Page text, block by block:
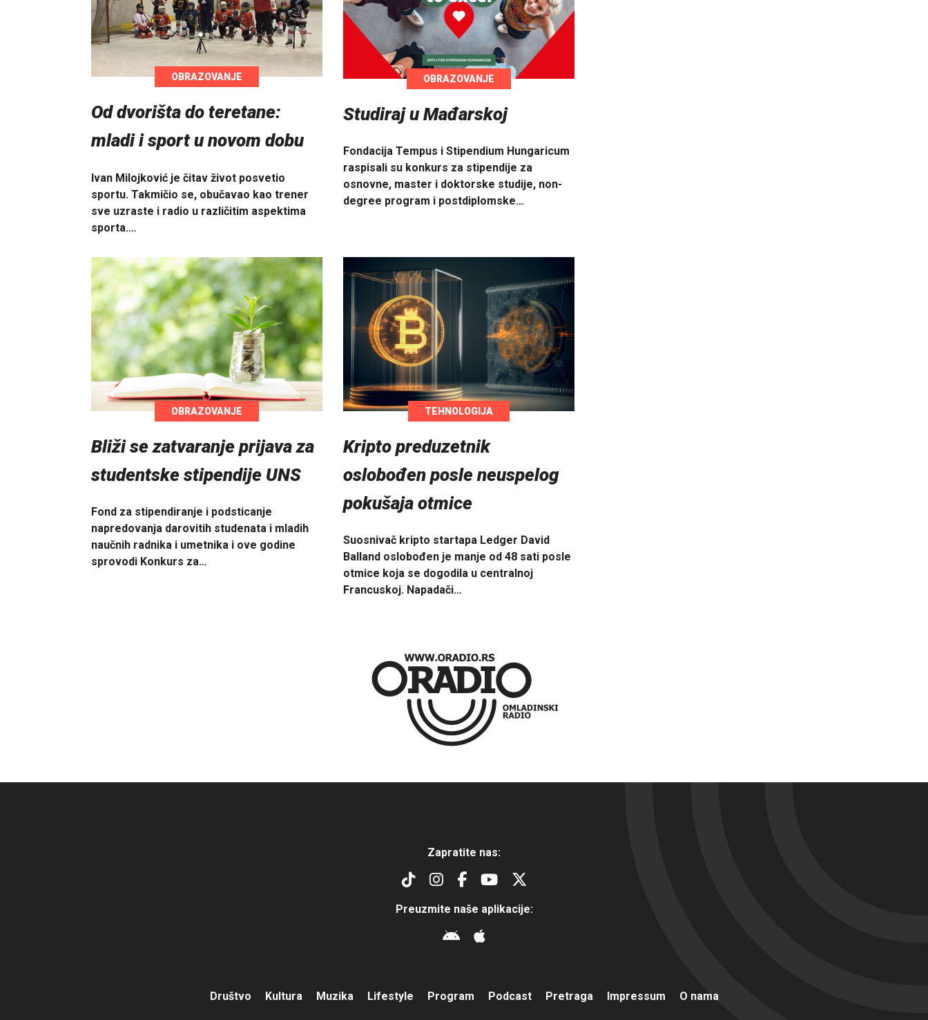
OBRAZOVANJE
Od dvorišta do teretane:
mladi i sport u novom dobu
Ivan Milojković je čitav život posvetio
sportu. Takmičio se, obučavao kao trener
sve uzraste i radio u različitim aspektima
sporta.…
OBRAZOVANJE
Studiraj u Mađarskoj
Fondacija Tempus i Stipendium Hungaricum
raspisali su konkurs za stipendije za
osnovne, master i doktorske studije, non-
degree program i postdiplomske…
OBRAZOVANJE
Bliži se zatvaranje prijava za
studentske stipendije UNS
Fond za stipendiranje i podsticanje
napredovanja darovitih studenata i mladih
naučnih radnika i umetnika i ove godine
sprovodi Konkurs za…
TEHNOLOGIJA
Kripto preduzetnik
oslobođen posle neuspelog
pokušaja otmice
Suosnivač kripto startapa Ledger David
Balland oslobođen je manje od 48 sati posle
otmice koja se dogodila u centralnoj
Francuskoj. Napadači…
Zapratite nas:
Preuzmite naše aplikacije:
Društvo Kultura Muzika Lifestyle Program Podcast Pretraga Impressum O nama